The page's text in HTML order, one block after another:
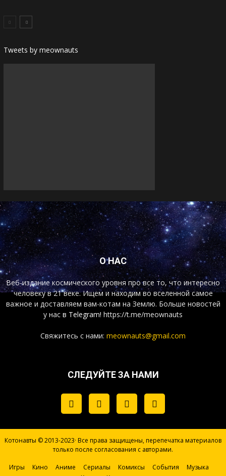
Tweets by meownauts
О НАС
Веб-издание космического уровня про все то, что интересно
человеку в 21 веке. Ищем и находим во вселенной самое
важное и доставляем вам-котам на Землю. Больше новостей
у нас в Telegram! https://t.me/meownauts
Свяжитесь с нами: meownauts@gmail.com
СЛЕДУЙТЕ ЗА НАМИ
Котонавты © 2013-2023· Все права защищены, перепечатка материалов
только после согласования с авторами.
Игры Кино Аниме Сериалы Комиксы События
Музыка